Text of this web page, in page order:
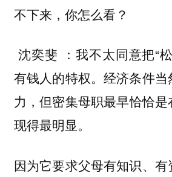
不下来，你怎么看？
沈奕斐
：我不太同意把“
有钱人的特权。经济条件
力，但密集母职最早恰恰
现得最明显。
因为它要求父母有知识、有